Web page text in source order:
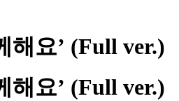
해요’ (Full ver.)
해요’ (Full ver.)